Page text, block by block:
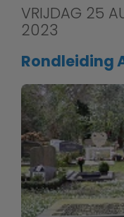
VRIJDAG 25
2023
Rondleiding